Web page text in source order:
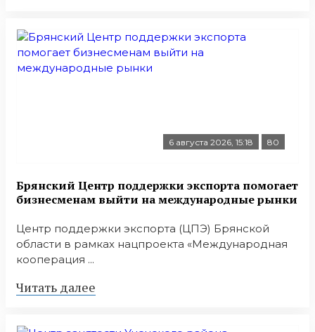
6 августа 2026, 15:18 80
Брянский Центр поддержки экспорта помогает
бизнесменам выйти на международные рынки
Центр поддержки экспорта (ЦПЭ) Брянской
области в рамках нацпроекта «Международная
кооперация ...
Читать далее